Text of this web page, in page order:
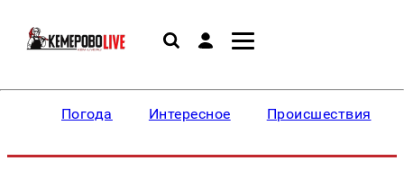
Погода Интересное Происшествия